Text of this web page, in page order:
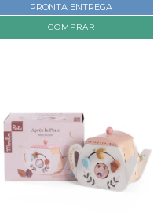
PRONTA ENTREGA